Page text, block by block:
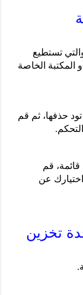
تستطيع
المكتبة الخاصة
حذفها، ثم قم
قم
عن
تخزين